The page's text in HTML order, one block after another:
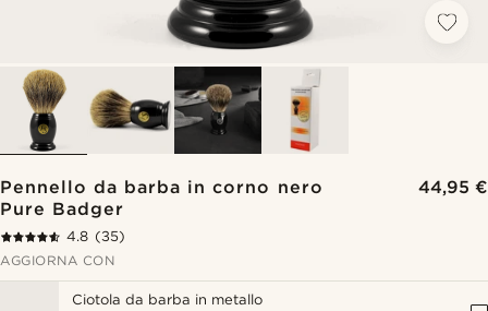
Pennello da barba in corno nero
Pure Badger
44,95 €
4.8 (35)
AGGIORNA CON
Ciotola da barba in metallo